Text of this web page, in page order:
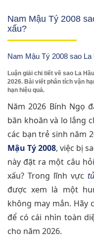
Nam Mậu Tý 2008
xấu?
Nam Mậu Tý 2008 sao
Luận giải chi tiết về sao La
2026. Bài viết phân tích vận
hạn hiệu quả.
Năm 2026 Bính Ngọ
băn khoăn và lo lắng
các bạn trẻ sinh năm
Mậu Tý 2008, việc bị
này đặt ra một câu
xấu? Trong lĩnh vực
được xem là một
không may mắn. Hãy
để có cái nhìn toàn
cho năm 2026.